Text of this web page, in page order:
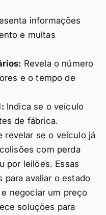
informações
e multas
Revela o número
e o tempo de
Indica se o veículo
de fábrica.
revelar se o veículo já
com perda
por leilões. Essas
para avaliar o estado
negociar um preço
soluções para